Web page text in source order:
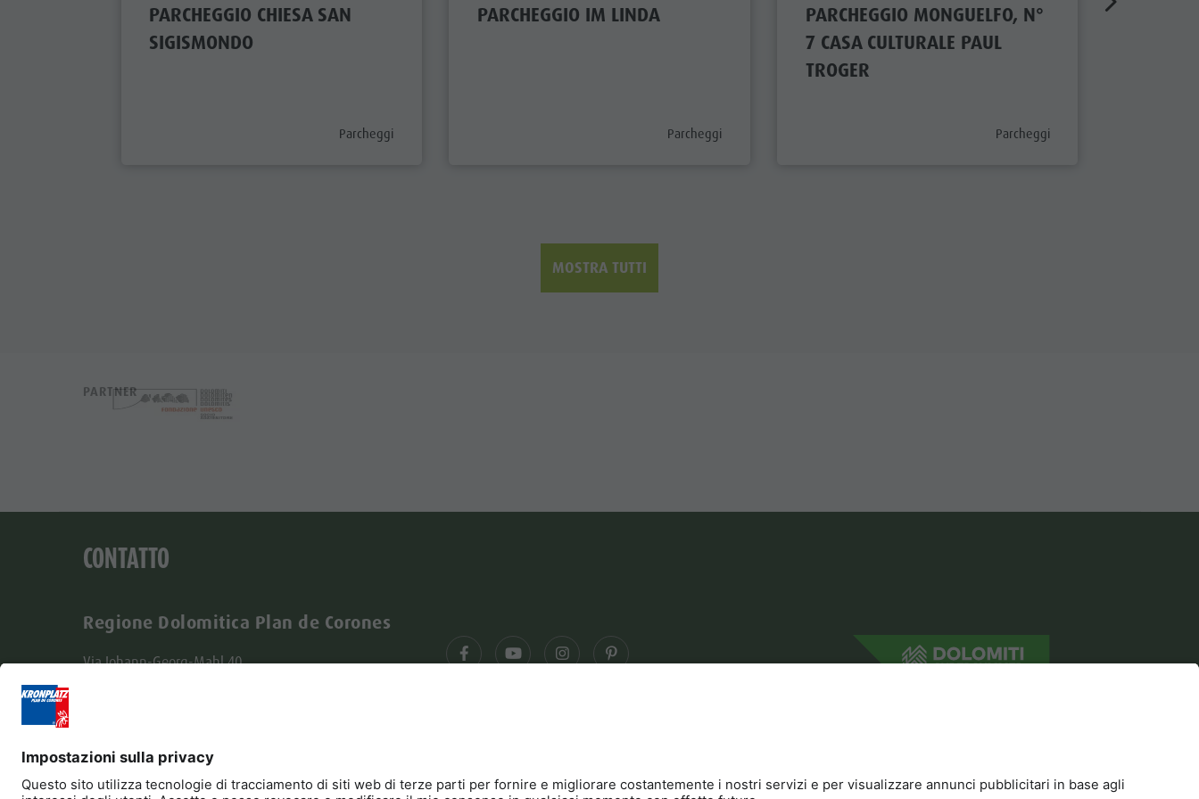
PARCHEGGIO CHIESA SAN
SIGISMONDO
aria.poi_category_prefix
Parcheggi
PARCHEGGIO IM LINDA
aria.poi_category_prefix
Parcheggi
PARCHEGGIO MONGUELFO, N°
7 CASA CULTURALE PAUL
TROGER
aria.poi_category_prefix
Parcheggi
MOSTRA TUTTI
PARTNER
CONTATTO
Regione Dolomitica Plan de Corones
Via Johann-Georg-Mahl 40